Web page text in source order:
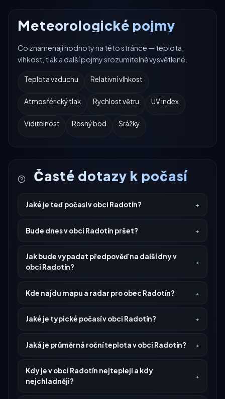
Meteorologické pojmy
Co znamenají hodnoty na této stránce — teplota,
vlhkost, tlak a další pojmy srozumitelně vysvětlené.
Teplota vzduchu Relativní vlhkost
Atmosférický tlak Rychlost větru UV index
Viditelnost Rosný bod Srážky
Časté dotazy k počasí
Jaké je teď počasí v obci Radotín?
Bude dnes v obci Radotín pršet?
Jak bude vypadat předpověď na další dny v
obci Radotín?
Kde najdu mapu a radar pro obec Radotín?
Jaké je typické počasí v obci Radotín?
Jaká je průměrná roční teplota v obci Radotín?
Kdy je v obci Radotín nejtepleji a kdy
nejchladněji?